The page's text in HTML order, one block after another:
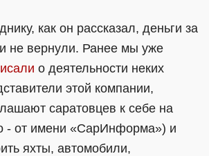
как он рассказал, деньги за
и не вернули. Ранее мы уже
о деятельности неких
этой компании,
саратовцев к себе на
- от имени «СарИнформа») и
яхты, автомобили,